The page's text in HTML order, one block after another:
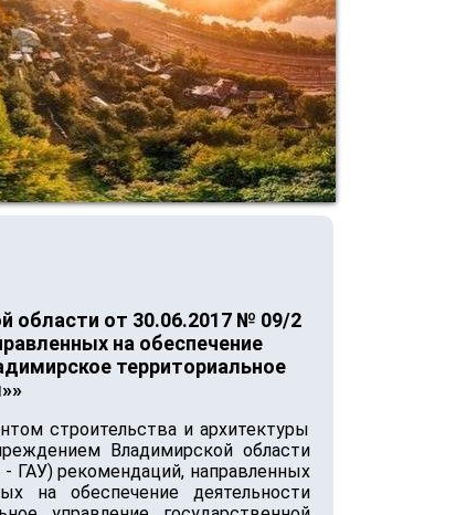
области от 30.06.2017 № 09/2
на обеспечение
территориальное
строительства и архитектуры
Владимирской области
ГАУ) рекомендаций, направленных
на обеспечение деятельности